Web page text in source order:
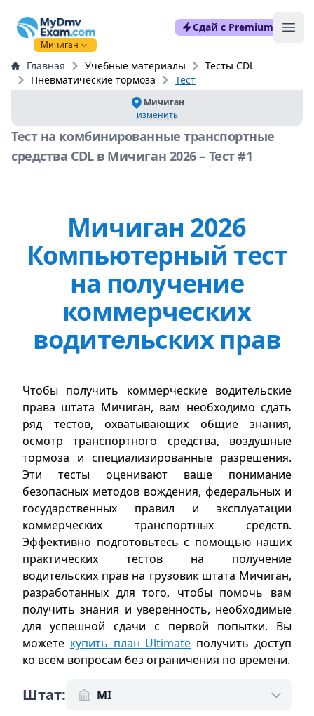
mydmvexam.com
Мичиган
Сдай с Premium
Главная Учебные материалы
Тесты CDL
Пневматические тормоза
Тест
Мичиган
изменить
Тест на комбинированные транспортные
средства CDL в Мичиган 2026 – Тест #1
Мичиган 2026
Компьютерный тест
на получение
коммерческих
водительских прав
Чтобы получить коммерческие водительские
права штата Мичиган, вам необходимо сдать
ряд тестов, охватывающих общие знания,
осмотр транспортного средства, воздушные
тормоза и специализированные разрешения.
Эти тесты оценивают ваше понимание
безопасных методов вождения, федеральных и
государственных правил и эксплуатации
коммерческих транспортных средств.
Эффективно подготовьтесь с помощью наших
практических тестов на получение
водительских прав на грузовик штата Мичиган,
разработанных для того, чтобы помочь вам
получить знания и уверенность, необходимые
для успешной сдачи с первой попытки. Вы
можете купить план Ultimate получить доступ
ко всем вопросам без ограничения по времени.
Штат: MI